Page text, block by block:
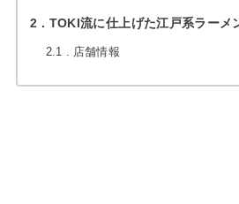
2 TOKI流に仕上げた江戸系ラーメ
2.1 店舗情報